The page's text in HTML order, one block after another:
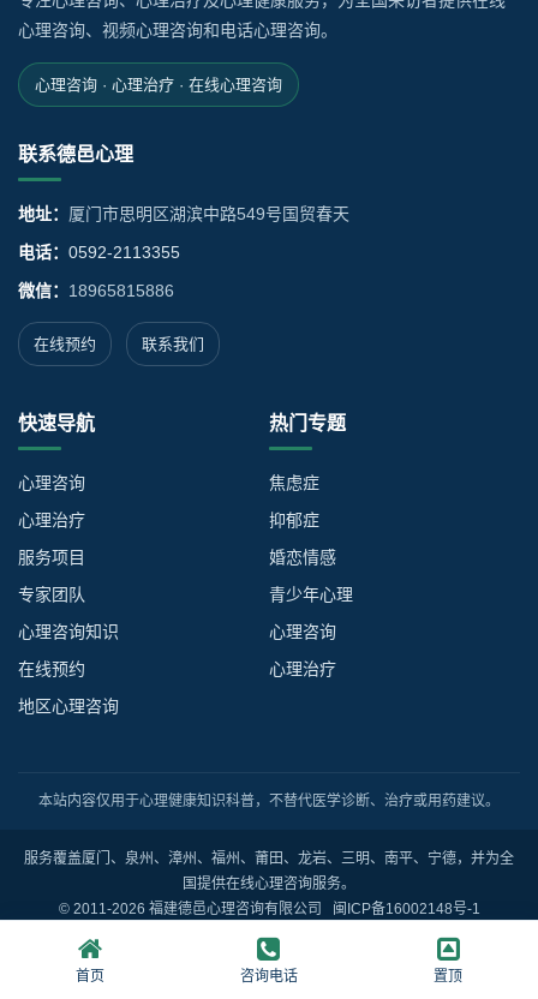
心理咨询、视频心理咨询和电话心理咨询。
心理咨询 · 心理治疗 · 在线心理咨询
联系德邑心理
地址： 厦门市思明区湖滨中路549号国贸春天
电话： 0592-2113355
微信： 18965815886
在线预约 联系我们
快速导航
心理咨询
心理治疗
服务项目
专家团队
心理咨询知识
在线预约
地区心理咨询
热门专题
焦虑症
抑郁症
婚恋情感
青少年心理
心理咨询
心理治疗
本站内容仅用于心理健康知识科普，不替代医学诊断、治疗或用药建议。
服务覆盖厦门、泉州、漳州、福州、莆田、龙岩、三明、南平、宁德，并为全
国提供在线心理咨询服务。
© 2011-2026 福建德邑心理咨询有限公司
闽ICP备16002148号-1
首页 咨询电话 置顶